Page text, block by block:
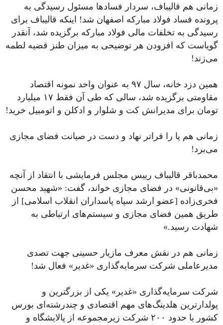
زمانی هم قالیباف، سردار فسادها مسئول رسیدگی به
پرونده فساد ‎فولاد مبارکه اصفهان شد! ‏اینکه قالیباف برای
رسیدگی به تخلفات مالی فولاد مبارکه برگزیده شد، آنقدر
گویاست که افزودن هر توضیحی به میزان طنز قضیه لطمه
می‌زند!
همین دزد خانه، سال ۹۷ به عنوان واحد نمونه اقتصاد
مقاومتی برگزیده شد، سالی که طی آن فقط ۱۷ میلیارد
تومان برای مدیرانش کت و شلوار و ادکلن و اتومبیل خرید!
زمانی هم پا را فراتر نهاد و دست در ‎صیانت فضای مجازی
می‌برد!
محمدباقر قالیباف رییس مجلس فرمایشی با انتقاد از آنچه
«بی‌قانونی» در فضای مجازی خواند، گفت: «شهید محسن
فخری‌زاده [عضو ارشد سپاه پاسداران انقلاب اسلامی] از
طریق همین فضای مجازی و سیستم‌های ارتباطی به
شهادت رسید.»
زمانی هم در نقش معرف مازیار حسینی جهت تصدی
مدیرعاملی شرکت سرمایه‌گذاری «غدیر» فعال شد!
شرکت سرمایه‌گذاری «غدیر» یکی از بزرگترین و
پولدارترین هلدینگ‌های مهم اقتصادی و چندرشته‌ای بورس
کشور با حدود ٢٠٠ شرکت زیرمجموعه از پالایشگاه و